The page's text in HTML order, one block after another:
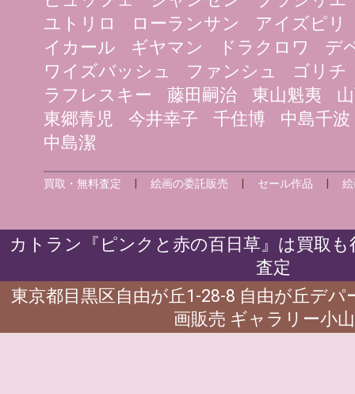
ユトリロ
ローランサン
アイズピリ
イカール
ギヤマン ドラクロワ
デ
ワイズバッシュ
ファンシュ
ゴリチ
ラフレスキー
藤田嗣治 東山魁夷
東郷青児
今井幸子 千住博
中島千波
中島潔
買取・無料査定 |絵画の委託販売 セール作品 |
カトラン『ピンクと赤の百日草』は買取
査定
東京都目黒区自由が丘1-28-8 自由が丘デ
画販売 ギャラリー小